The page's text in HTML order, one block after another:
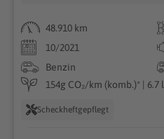
48.910 km
10/2021
Benzin
154g CO₂/km (komb.)* |
Scheckheftgepflegt